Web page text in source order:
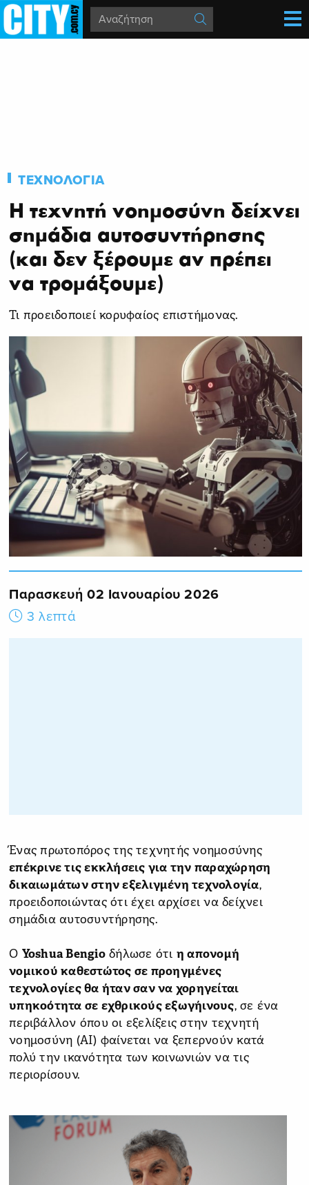
ΤΕΧΝΟΛΟΓΙΑ
Η τεχνητή νοημοσύνη δείχνει
σημάδια αυτοσυντήρησης
(και δεν ξέρουμε αν πρέπει
να τρομάξουμε)
Τι προειδοποιεί κορυφαίος επιστήμονας.
Παρασκευή 02 Ιανουαρίου 2026
3 λεπτά
Ένας πρωτοπόρος της τεχνητής νοημοσύνης
επέκρινε τις εκκλήσεις για την παραχώρηση
δικαιωμάτων στην εξελιγμένη τεχνολογία,
προειδοποιώντας ότι έχει αρχίσει να δείχνει
σημάδια αυτοσυντήρησης.
Ο Yoshua Bengioδήλωσε ότι η απονομή
νομικού καθεστώτος σε προηγμένες
τεχνολογίες θα ήταν σαν να χορηγείται
υπηκοότητα σε εχθρικούς εξωγήινους, σε ένα
περιβάλλον όπου οι εξελίξεις στην τεχνητή
νοημοσύνη (ΑΙ) φαίνεται να ξεπερνούν κατά
πολύ την ικανότητα των κοινωνιών να τις
περιορίσουν.